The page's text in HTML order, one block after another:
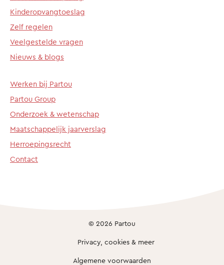
Kinderopvangtoeslag
Zelf regelen
Veelgestelde vragen
Nieuws & blogs
Werken bij Partou
Partou Group
Onderzoek & wetenschap
Maatschappelijk jaarverslag
Herroepingsrecht
Contact
© 2026 Partou
Privacy, cookies & meer
Algemene voorwaarden